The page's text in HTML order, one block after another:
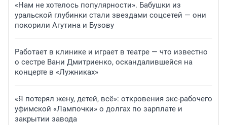
«Нам не хотелось популярности». Бабушки из
уральской глубинки стали звездами соцсетей — они
покорили Агутина и Бузову
Работает в клинике и играет в театре — что известно
о сестре Вани Дмитриенко, оскандалившейся на
концерте в «Лужниках»
«Я потерял жену, детей, всё»: откровения экс-рабочего
уфимской «Лампочки» о долгах по зарплате и
закрытии завода